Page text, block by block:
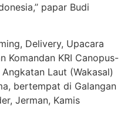
papar Budi
Delivery, Upacara
Komandan KRI Canopus-
Laut (Wakasal)
bertempat di Galangan
Jerman, Kamis